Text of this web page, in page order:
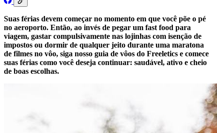
Suas férias devem começar no momento em que você põe o pé
no aeroporto. Então, ao invés de pegar um fast food para
viagem, gastar compulsivamente nas lojinhas com isenção de
impostos ou dormir de qualquer jeito durante uma maratona
de filmes no vôo, siga nosso guia de vôos do Freeletics e comece
suas férias como você deseja continuar: saudável, ativo e cheio
de boas escolhas.